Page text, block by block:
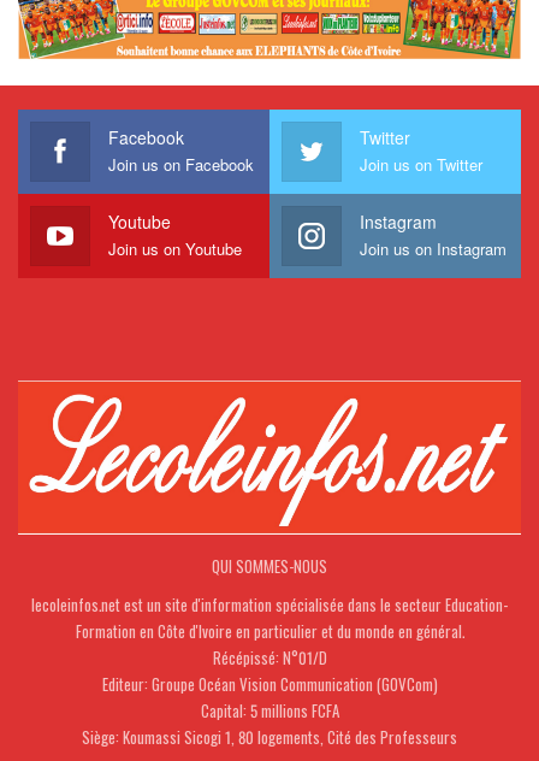
Facebook
Join us on Facebook
Twitter
Join us on Twitter
Youtube
Join us on Youtube
Instagram
Join us on Instagram
QUI SOMMES-NOUS
lecoleinfos.net est un site d'information spécialisée dans le secteur Education-
Formation en Côte d'Ivoire en particulier et du monde en général.
Récépissé: N°01/D
Editeur: Groupe Océan Vision Communication (GOVCom)
Capital: 5 millions FCFA
Siège: Koumassi Sicogi 1, 80 logements, Cité des Professeurs